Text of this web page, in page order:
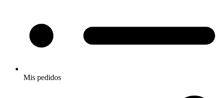
Mis pedidos